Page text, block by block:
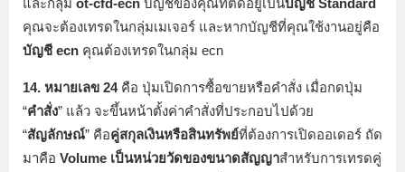
คุณจะต้องเทรดในกลุ่มเมเจอร์ และหากบัญชีที่คุณใช้งานอยู่คือ
บัญชี ecn คุณต้องเทรดในกลุ่ม ecn
14. หมายเลข 24คือ ปุ่มเปิดการซื้อขายหรือคำสั่ง เมื่อกดปุ่ม
“คำสั่ง” แล้ว จะขึ้นหน้าตั้งค่าคำสั่งที่ประกอบไปด้วย
“สัญลักษณ์” คือคู่สกุลเงินหรือสินทรัพย์ที่ต้องการเปิดออเดอร์ ถัด
มาคือ Volume เป็นหน่วยวัดของขนาดสัญญาสำหรับการเทรดคู่